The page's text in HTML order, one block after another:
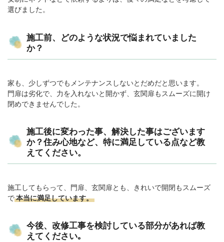
選びました。
施工前、どのような状況で悩まれていました
か？
家も、少しずつでもメンテナンスしないとだめだと思います。
門扉は劣化で、力を入れないと開かず、玄関扉もスムーズに開け
閉めできませんでした。
施工後に変わった事、解決した事はございます
か？住み心地など、特に満足している点など教
えてください。
施工してもらって、門扉、玄関扉とも、きれいで開閉もスムーズ
で 本当に満足しています。
今後、改修工事を検討している部分があれば教
えてください｡